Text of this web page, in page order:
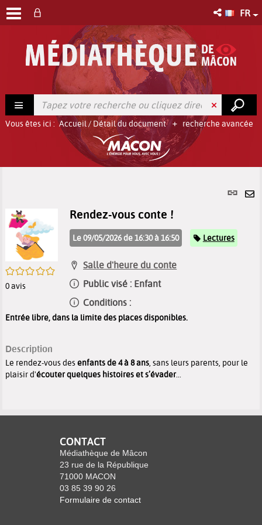
FR
recherche avancée
Vous êtes ici : Accueil/ Détail du document
Lien
/5
0avis
Rendez-vous conte !
Le 09/05/2026 de 16:30 à 16:50 Catégorie
Lectures
Salle d'heure du conte
Public visé : Enfant
Conditions :
Entrée libre, dans la limite des places disponibles.
Description
Le rendez-vous desenfants de 4 à 8 ans, sans leurs parents, pour le
plaisir d'écouter quelques histoires et s’évader...
CONTACT
Médiathèque de Mâcon
23 rue de la République
71000 MACON
03 85 39 90 26
Formulaire de contact